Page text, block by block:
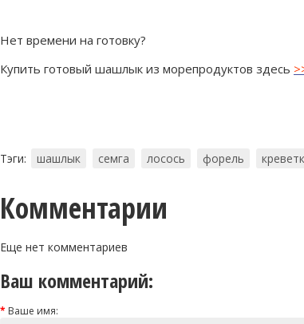
Нет времени на готовку?
Купить готовый шашлык из морепродуктов здесь
Тэги: шашлык семга лосось форель
Комментарии
Еще нет комментариев
Ваш комментарий:
Ваше имя: